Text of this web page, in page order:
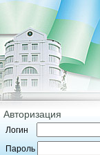
Авторизация
Логин
Пароль